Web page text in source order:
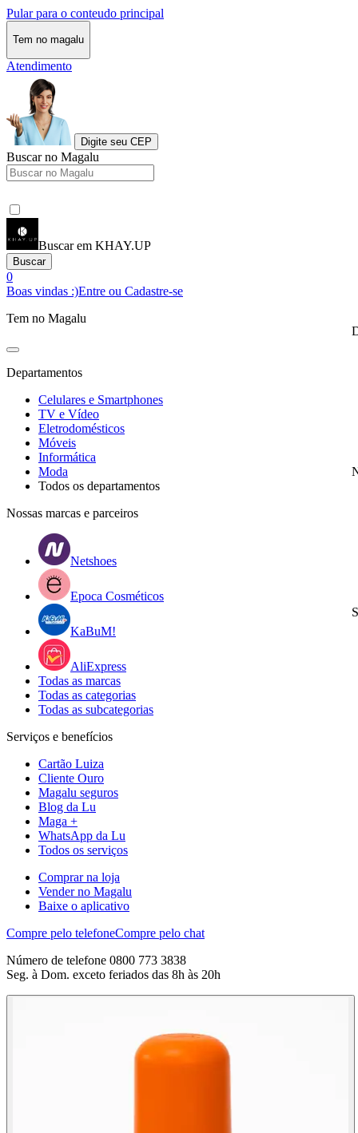
Pular para o conteudo principal
Tem no magalu
Atendimento
Digite seu CEP
Buscar no Magalu
Buscar em KHAY.UP
Buscar
0
Boas vindas :)Entre ou Cadastre-se
Tem no Magalu
Departamentos
Celulares e Smartphones
TV e Vídeo
Eletrodomésticos
Móveis
Informática
Moda
Todos os departamentos
Nossas marcas e parceiros
Netshoes
Epoca Cosméticos
KaBuM!
AliExpress
Todas as marcas
Todas as categorias
Todas as subcategorias
Serviços e benefícios
Cartão Luiza
Cliente Ouro
Magalu seguros
Blog da Lu
Maga +
WhatsApp da Lu
Todos os serviços
Comprar na loja
Vender no Magalu
Baixe o aplicativo
Compre pelo telefoneCompre pelo chat
Número de telefone 0800 773 3838
Seg. à Dom. exceto feriados das 8h às 20h